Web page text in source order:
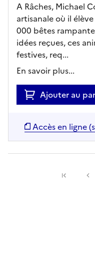
A Râches, Michael
artisanale où il
000 bêtes
idées reçues, ces
festives, req...
En savoir plus...
Ajouter au
Accès en ligne